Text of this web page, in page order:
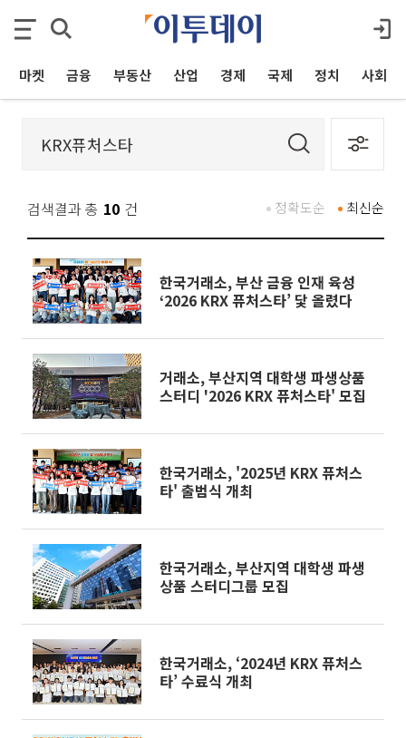
마켓 금융 부동산 산업 경제 국제 정치 사회
검색결과 총 10 건 최신순
정확도순
한국거래소, 부산 금융 인재 육성
‘2026 KRX 퓨처스타’ 닻 올렸다
거래소, 부산지역 대학생 파생상품
스터디 '2026 KRX 퓨처스타' 모집
한국거래소, '2025년 KRX 퓨처스
타' 출범식 개최
한국거래소, 부산지역 대학생 파생
상품 스터디그룹 모집
한국거래소, ‘2024년 KRX 퓨처스
타’ 수료식 개최